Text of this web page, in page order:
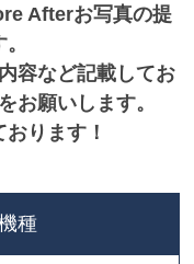
Afterお写真の提
容など記載してお
お願いします。
ります！
種